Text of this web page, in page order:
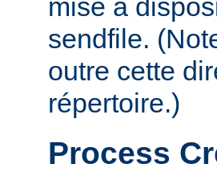
mise à
sendfile.
outre cette
répertoire.)
Process